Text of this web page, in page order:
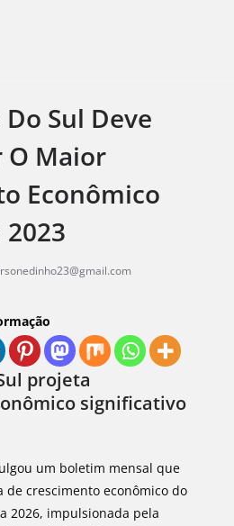
Sul Deve
O Maior
Econômico
2023
projeta
significativo
um boletim mensal que
crescimento econômico do
2026, impulsionada pela